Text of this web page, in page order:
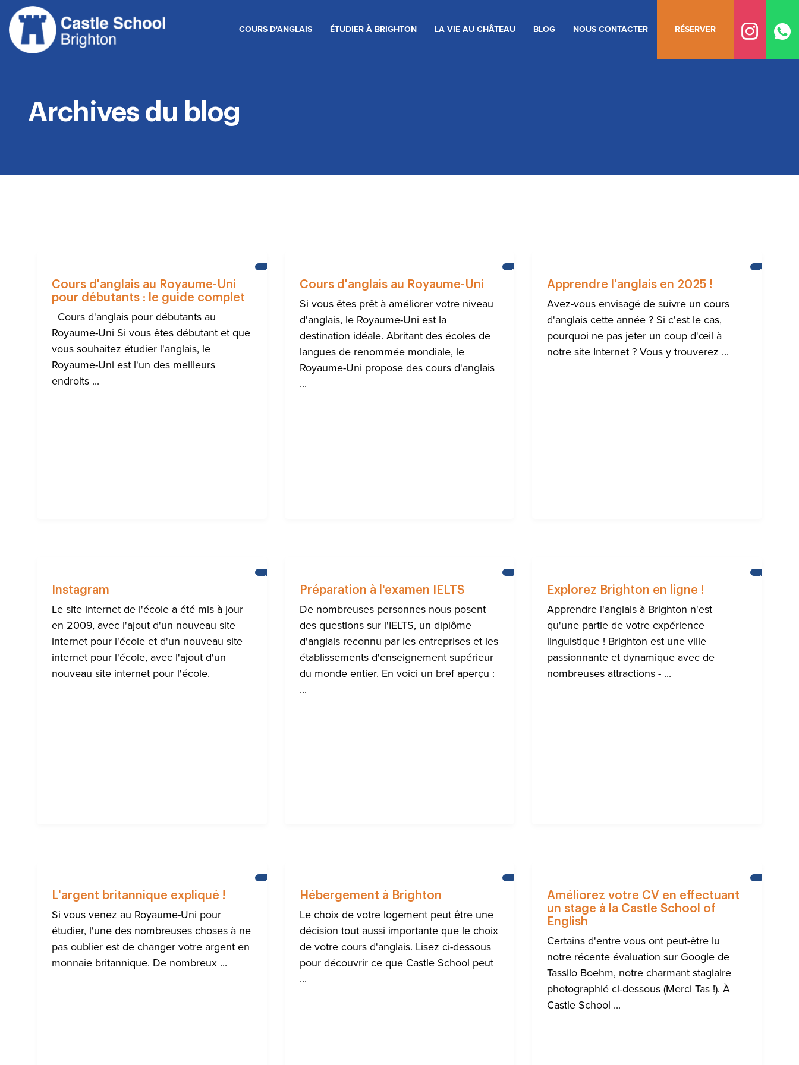
Skip
content
COURS D'ANGLAIS ÉTUDIER À BRIGHTON LA VIE AU CHÂTEAU BLOG NOUS CONTACTER RÉSERVER
Archives du blog
ACTUALITÉS
Cours d'anglais au Royaume-Uni
pour débutants : le guide complet
Cours d'anglais pour débutants au
Royaume-Uni Si vous êtes débutant et que
vous souhaitez étudier l'anglais, le
Royaume-Uni est l'un des meilleurs
endroits ...
BRIGHTON
Cours d'anglais au Royaume-Uni
Si vous êtes prêt à améliorer votre niveau
d'anglais, le Royaume-Uni est la
destination idéale. Abritant des écoles de
langues de renommée mondiale, le
Royaume-Uni propose des cours d'anglais
...
ÉCOLE
Apprendre l'anglais en 2025 !
Avez-vous envisagé de suivre un cours
d'anglais cette année ? Si c'est le cas,
pourquoi ne pas jeter un coup d'œil à
notre site Internet ? Vous y trouverez ...
BRIGHTON
Instagram
Le site internet de l'école a été mis à jour
en 2009, avec l'ajout d'un nouveau site
internet pour l'école et d'un nouveau site
internet pour l'école, avec l'ajout d'un
nouveau site internet pour l'école.
APPRENDRE
Préparation à l'examen IELTS
De nombreuses personnes nous posent
des questions sur l'IELTS, un diplôme
d'anglais reconnu par les entreprises et les
établissements d'enseignement supérieur
du monde entier. En voici un bref aperçu :
...
BRIGHTON
Explorez Brighton en ligne !
Apprendre l'anglais à Brighton n'est
qu'une partie de votre expérience
linguistique ! Brighton est une ville
passionnante et dynamique avec de
nombreuses attractions - ...
AIDE
COMMUNAUTÉ
INTERNATIONALE
L'argent britannique expliqué !
Si vous venez au Royaume-Uni pour
étudier, l'une des nombreuses choses à ne
pas oublier est de changer votre argent en
monnaie britannique. De nombreux ...
ACTUALITÉS
Hébergement à Brighton
Le choix de votre logement peut être une
décision tout aussi importante que le choix
de votre cours d'anglais. Lisez ci-dessous
pour découvrir ce que Castle School peut
...
Améliorez votre CV en effectuant
un stage à la Castle School of
English
Certains d'entre vous ont peut-être lu
notre récente évaluation sur Google de
Tassilo Boehm, notre charmant stagiaire
photographié ci-dessous (Merci Tas !). À
Castle School ...